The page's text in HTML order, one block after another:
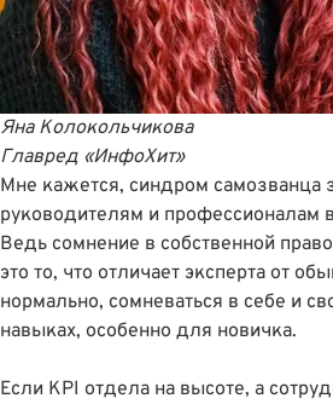
Яна Колокольчикова
Главред «ИнфоХит»
Мне кажется, синдром самозванца
руководителям и профессионалам
Ведь сомнение в собственной
это то, что отличает эксперта от
нормально, сомневаться в себе и
навыках, особенно для новичка.
Если KPI отдела на высоте, а